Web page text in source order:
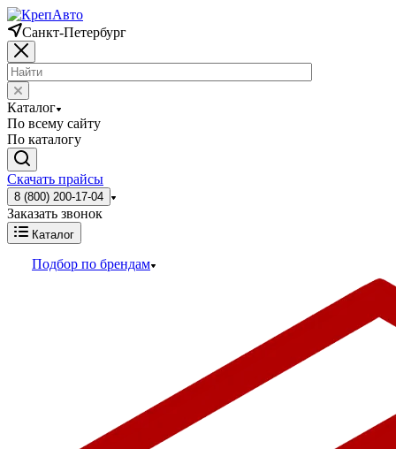
Санкт-Петербург
Каталог
По всему сайту
По каталогу
Скачать прайсы
8 (800) 200-17-04
Заказать звонок
Каталог
Подбор по брендам